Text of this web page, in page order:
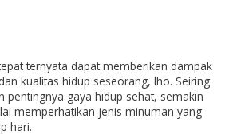
ternyata dapat memberikan dampak
kualitas hidup seseorang, lho. Seiring
pentingnya gaya hidup sehat, semakin
memperhatikan jenis minuman yang
hari.